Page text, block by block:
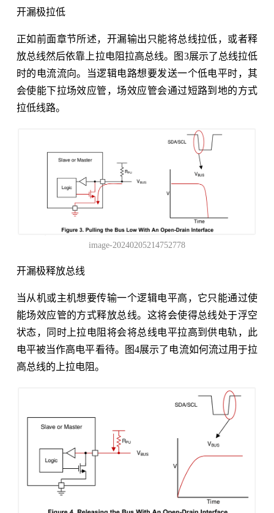
开漏极拉低
正如前面章节所述，开漏输出只能将总线拉低，或者释
放总线然后依靠上拉电阻拉高总线。图3展示了总线拉低
时的电流流向。当逻辑电路想要发送一个低电平时，其
会使能下拉场效应管，场效应管会通过短路到地的方式
拉低线路。
image-20240205214752778
开漏极释放总线
当从机或主机想要传输一个逻辑电平高，它只能通过使
能场效应管的方式释放总线。这将会使得总线处于浮空
状态，同时上拉电阻将会将总线电平拉高到供电轨，此
电平被当作高电平看待。图4展示了电流如何流过用于拉
高总线的上拉电阻。